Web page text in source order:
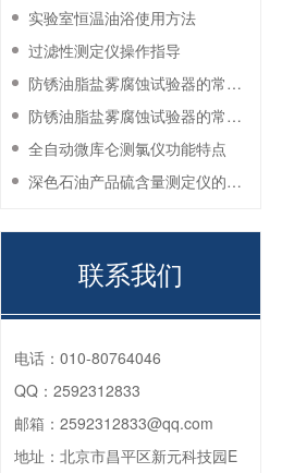
实验室恒温油浴使用方法
过滤性测定仪操作指导
防锈油脂盐雾腐蚀试验器的常见故障与解决方法
防锈油脂盐雾腐蚀试验器的常见故障与解决方法
全自动微库仑测氯仪功能特点
深色石油产品硫含量测定仪的工作环境要求
联系我们
电话： 010-80764046
QQ： 2592312833
邮箱： 2592312833@qq.com
地址： 北京市昌平区新元科技园E